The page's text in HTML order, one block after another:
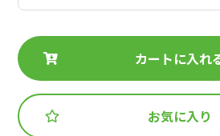
カートに入れ
お気に入り